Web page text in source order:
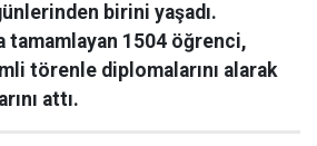
birini yaşadı.
tamamlayan 1504 öğrenci,
törenle diplomalarını alarak
attı.